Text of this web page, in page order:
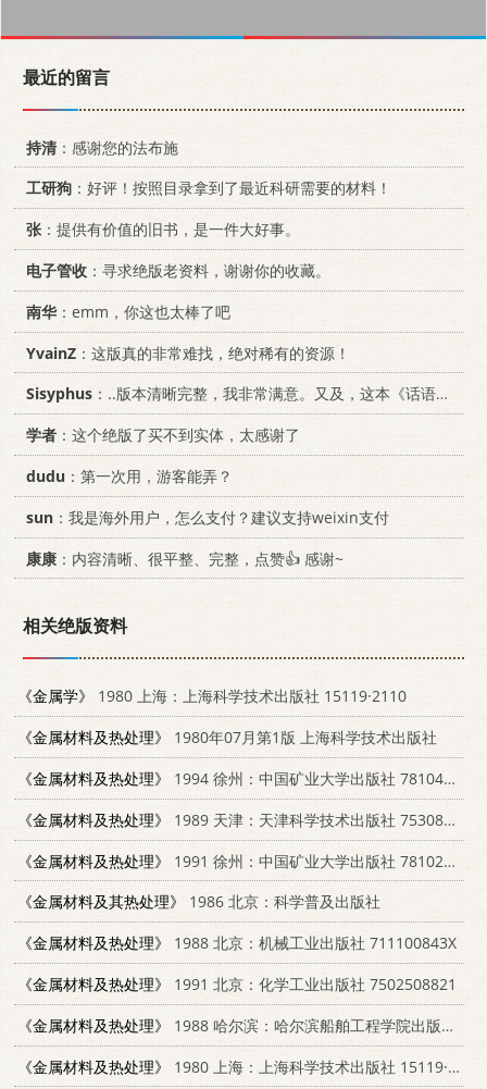
最近的留言
持清：感谢您的法布施
工研狗 ：好评！按照目录拿到了最近科研需要的材料！
张：提供有价值的旧书，是一件大好事。
电子管收 ：寻求绝版老资料，谢谢你的收藏。
南华：emm，你这也太棒了吧
YvainZ ：这版真的非常难找，绝对稀有的资源！
Sisyphus ：..版本清晰完整，我非常满意。又及，这本《话语的真相》...
学者 ：这个绝版了买不到实体，太感谢了
dudu ：第一次用，游客能弄？
sun ：我是海外用户，怎么支付？建议支持weixin支付
康康 ：内容清晰、很平整、完整，点赞👍 感谢~
相关绝版资料
《金属学》
1980 上海：上海科学技术出版社 15119·2110
《金属材料及热处理》
1980年07月第1版 上海科学技术出版社
《金属材料及热处理》
1994 徐州：中国矿业大学出版社 7810400274
《金属材料及热处理》
1989 天津：天津科学技术出版社 7530806424
《金属材料及热处理》
1991 徐州：中国矿业大学出版社 7810214187
《金属材料及其热处理》
1986 北京：科学普及出版社
《金属材料及热处理》
1988 北京：机械工业出版社 711100843X
《金属材料及热处理》
1991 北京：化学工业出版社 7502508821
《金属材料及热处理》
1988 哈尔滨：哈尔滨船舶工程学院出版社 7810070231
《金属材料及热处理》
1980 上海：上海科学技术出版社 15119·2079